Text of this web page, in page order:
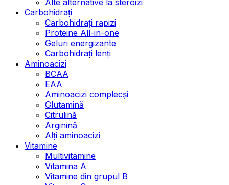
Carbohidrați
Carbohidrați rapizi
Proteine All-in-one
Geluri energizante
Carbohidrați lenți
Aminoacizi
BCAA
EAA
Aminoacizi complecși
Glutamină
Citrulină
Arginină
Alți aminoacizi
Vitamine
Multivitamine
Vitamina A
Vitamine din grupul B